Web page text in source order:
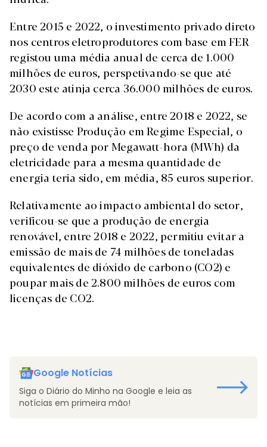
Entre 2015 e 2022, o investimento privado direto
nos centros eletroprodutores com base em FER
registou uma média anual de cerca de 1.000
milhões de euros, perspetivando-se que até
2030 este atinja cerca 36.000 milhões de euros.
De acordo com a análise, entre 2018 e 2022, se
não existisse Produção em Regime Especial, o
preço de venda por Megawatt-hora (MWh) da
eletricidade para a mesma quantidade de
energia teria sido, em média, 85 euros superior.
Relativamente ao impacto ambiental do setor,
verificou-se que a produção de energia
renovável, entre 2018 e 2022, permitiu evitar a
emissão de mais de 74 milhões de toneladas
equivalentes de dióxido de carbono (CO2) e
poupar mais de 2.800 milhões de euros com
licenças de CO2.
Google Notícias
Siga o Diário do Minho na Google e leia as
notícias em primeira mão!